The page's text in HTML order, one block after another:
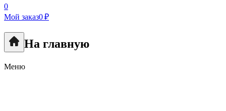
0
Мой заказ0 ₽
На главную
Меню